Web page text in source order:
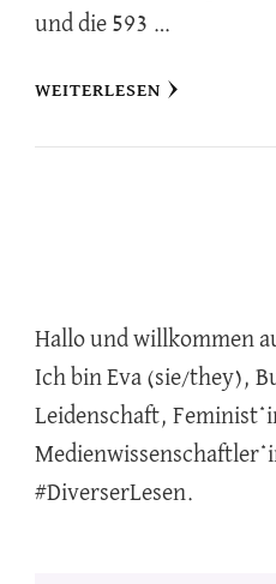
und die 593 …
WEITERLESEN
Hallo und willkommen
Ich bin Eva (sie/they),
Leidenschaft,
#DiverserLesen.